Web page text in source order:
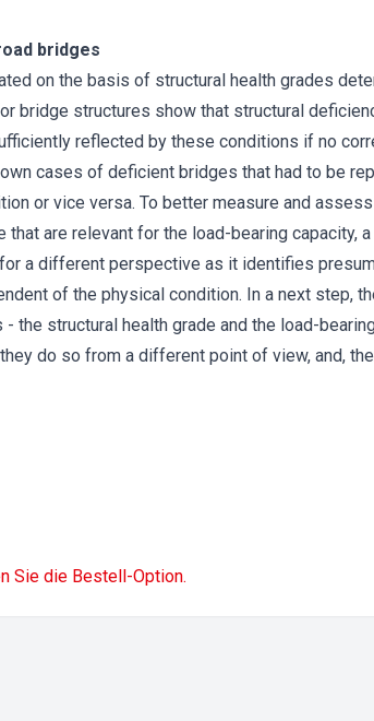
bridges
on the basis of structural health grades
bridge structures show that structural
reflected by these conditions if no
cases of deficient bridges that had to be
or vice versa. To better measure and
are relevant for the load-bearing capacity,
a different perspective as it identifies
of the physical condition. In a next step,
the structural health grade and the load-
do so from a different point of view, and,
Sie die Bestell-Option.